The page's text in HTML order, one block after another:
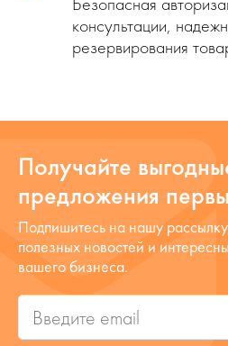
консультации,
резервирования
Получайте
предложения
Подпишитесь на нашу
полезных новостей и
вашего бизнеса.